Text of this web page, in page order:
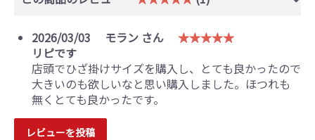
2026/03/03 モラン さん
★★★★★
リピです
店頭でひざ掛けサイズを購入し、とても良かったので
大きいのも欲しいなと思い購入しました。ほつれも
無くとても良かったです。
レビューを投稿